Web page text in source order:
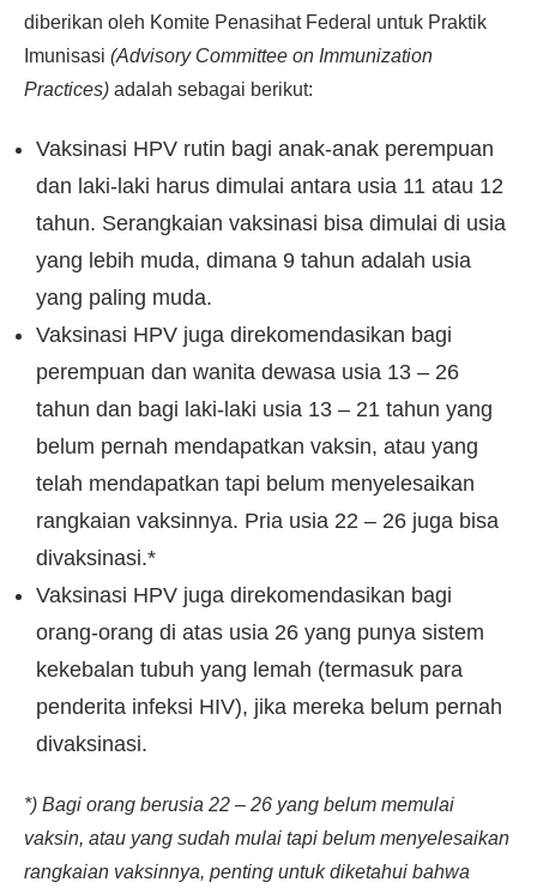
diberikan oleh Komite Penasihat Federal untuk Praktik
Imunisasi (Advisory Committee on Immunization
Practices) adalah sebagai berikut:
Vaksinasi HPV rutin bagi anak-anak perempuan
dan laki-laki harus dimulai antara usia 11 atau 12
tahun. Serangkaian vaksinasi bisa dimulai di usia
yang lebih muda, dimana 9 tahun adalah usia
yang paling muda.
Vaksinasi HPV juga direkomendasikan bagi
perempuan dan wanita dewasa usia 13 – 26
tahun dan bagi laki-laki usia 13 – 21 tahun yang
belum pernah mendapatkan vaksin, atau yang
telah mendapatkan tapi belum menyelesaikan
rangkaian vaksinnya. Pria usia 22 – 26 juga bisa
divaksinasi.*
Vaksinasi HPV juga direkomendasikan bagi
orang-orang di atas usia 26 yang punya sistem
kekebalan tubuh yang lemah (termasuk para
penderita infeksi HIV), jika mereka belum pernah
divaksinasi.
*) Bagi orang berusia 22 – 26 yang belum memulai
vaksin, atau yang sudah mulai tapi belum menyelesaikan
rangkaian vaksinnya, penting untuk diketahui bahwa